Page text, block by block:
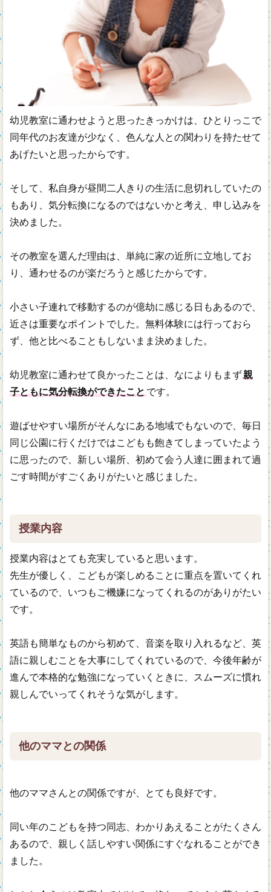
幼児教室に通わせようと思ったきっかけは、ひとりっこで
同年代のお友達が少なく、色んな人との関わりを持たせて
あげたいと思ったからです。
そして、私自身が昼間二人きりの生活に息切れしていたの
もあり、気分転換になるのではないかと考え、申し込みを
決めました。
その教室を選んだ理由は、単純に家の近所に立地してお
り、通わせるのが楽だろうと感じたからです。
小さい子連れで移動するのが億劫に感じる日もあるので、
近さは重要なポイントでした。無料体験には行っておら
ず、他と比べることもしないまま決めました。
幼児教室に通わせて良かったことは、なによりもまず親
子ともに気分転換ができたことです。
遊ばせやすい場所がそんなにある地域でもないので、毎日
同じ公園に行くだけではこどもも飽きてしまっていたよう
に思ったので、新しい場所、初めて会う人達に囲まれて過
ごす時間がすごくありがたいと感じました。
授業内容
授業内容はとても充実していると思います。
先生が優しく、こどもが楽しめることに重点を置いてくれ
ているので、いつもご機嫌になってくれるのがありがたい
です。
英語も簡単なものから初めて、音楽を取り入れるなど、英
語に親しむことを大事にしてくれているので、今後年齢が
進んで本格的な勉強になっていくときに、スムーズに慣れ
親しんでいってくれそうな気がします。
他のママとの関係
他のママさんとの関係ですが、とても良好です。
同い年のこどもを持つ同志、わかりあえることがたくさん
あるので、親しく話しやすい関係にすぐなれることができ
ました。